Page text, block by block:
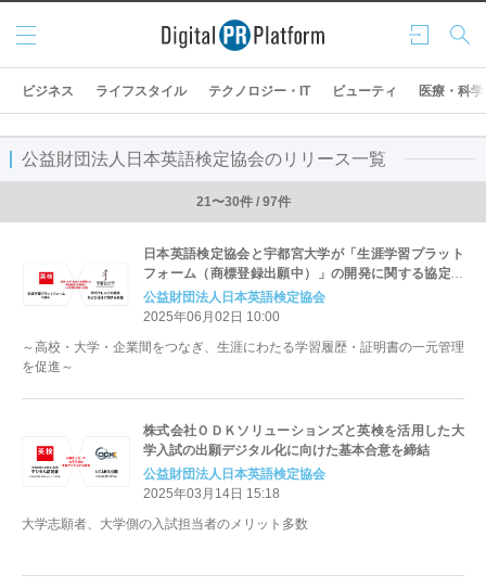
ログ
イン
検索
メニ
ュー
ビジネス ライフスタイル テクノロジー・IT ビューティ 医療・科学
公益財団法人日本英語検定協会のリリース一覧
21〜30件 / 97件
日本英語検定協会と宇都宮大学が「生涯学習プラット
フォーム（商標登録出願中）」の開発に関する協定を
締結
公益財団法人日本英語検定協会
2025年06月02日 10:00
～高校・大学・企業間をつなぎ、生涯にわたる学習履歴・証明書の一元管理
を促進～
株式会社ＯＤＫソリューションズと英検を活用した大
学入試の出願デジタル化に向けた基本合意を締結
公益財団法人日本英語検定協会
2025年03月14日 15:18
大学志願者、大学側の入試担当者のメリット多数